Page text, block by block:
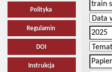
Polityka
Regulamin
DOI
Instrukcja